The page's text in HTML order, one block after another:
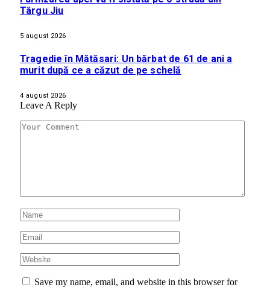
Târgu Jiu
5 august 2026
Tragedie în Mătăsari: Un bărbat de 61 de ani a
murit după ce a căzut de pe schelă
4 august 2026
Leave A Reply
Save my name, email, and website in this browser for